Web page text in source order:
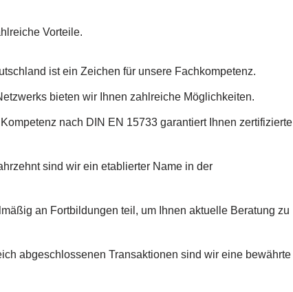
Vorteile.
ist ein Zeichen für unsere Fachkompetenz.
bieten wir Ihnen zahlreiche Möglichkeiten.
nach DIN EN 15733 garantiert Ihnen zertifizierte
sind wir ein etablierter Name in der
an Fortbildungen teil, um Ihnen aktuelle Beratung zu
abgeschlossenen Transaktionen sind wir eine bewährte